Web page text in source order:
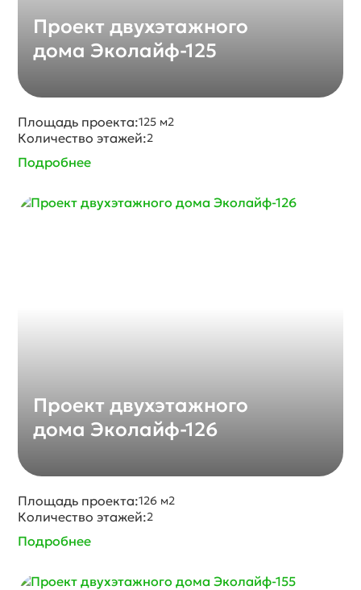
Проект двухэтажного
дома Эколайф-125
Площадь проекта:125 м2
Количество этажей:2
Подробнее
Проект двухэтажного
дома Эколайф-126
Площадь проекта:126 м2
Количество этажей:2
Подробнее